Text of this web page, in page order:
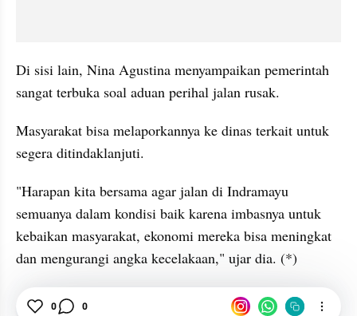
Di sisi lain, Nina Agustina menyampaikan pemerintah
sangat terbuka soal aduan perihal jalan rusak.
Masyarakat bisa melaporkannya ke dinas terkait untuk
segera ditindaklanjuti.
"Harapan kita bersama agar jalan di Indramayu
semuanya dalam kondisi baik karena imbasnya untuk
kebaikan masyarakat, ekonomi mereka bisa meningkat
dan mengurangi angka kecelakaan," ujar dia. (*)
Harkitnas Bupati Nina Agustina
0 0